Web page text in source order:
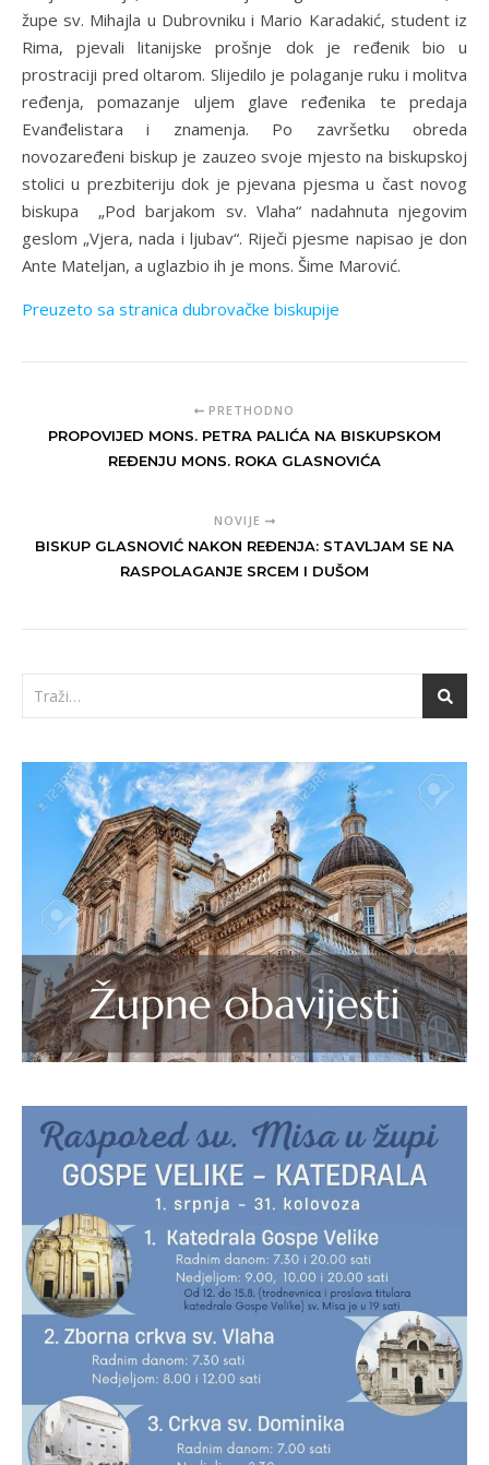
župe sv. Mihajla u Dubrovniku i Mario Karadakić, student iz
Rima, pjevali litanijske prošnje dok je ređenik bio u
prostraciji pred oltarom. Slijedilo je polaganje ruku i molitva
ređenja, pomazanje uljem glave ređenika te predaja
Evanđelistara i znamenja. Po završetku obreda
novozaređeni biskup je zauzeo svoje mjesto na biskupskoj
stolici u prezbiteriju dok je pjevana pjesma u čast novog
biskupa „Pod barjakom sv. Vlaha“ nadahnuta njegovim
geslom „Vjera, nada i ljubav“. Riječi pjesme napisao je don
Ante Mateljan, a uglazbio ih je mons. Šime Marović.
Preuzeto sa stranica dubrovačke biskupije
PRETHODNO
PROPOVIJED MONS. PETRA PALIĆA NA BISKUPSKOM
REĐENJU MONS. ROKA GLASNOVIĆA
NOVIJE
BISKUP GLASNOVIĆ NAKON REĐENJA: STAVLJAM SE NA
RASPOLAGANJE SRCEM I DUŠOM